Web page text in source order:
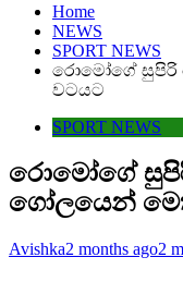
Home
NEWS
SPORT NEWS
රොමෝගේ සුපිරි
වටයට
SPORT NEWS
රොමෝගේ
ගෝලයෙන්
Avishka2 months ago2